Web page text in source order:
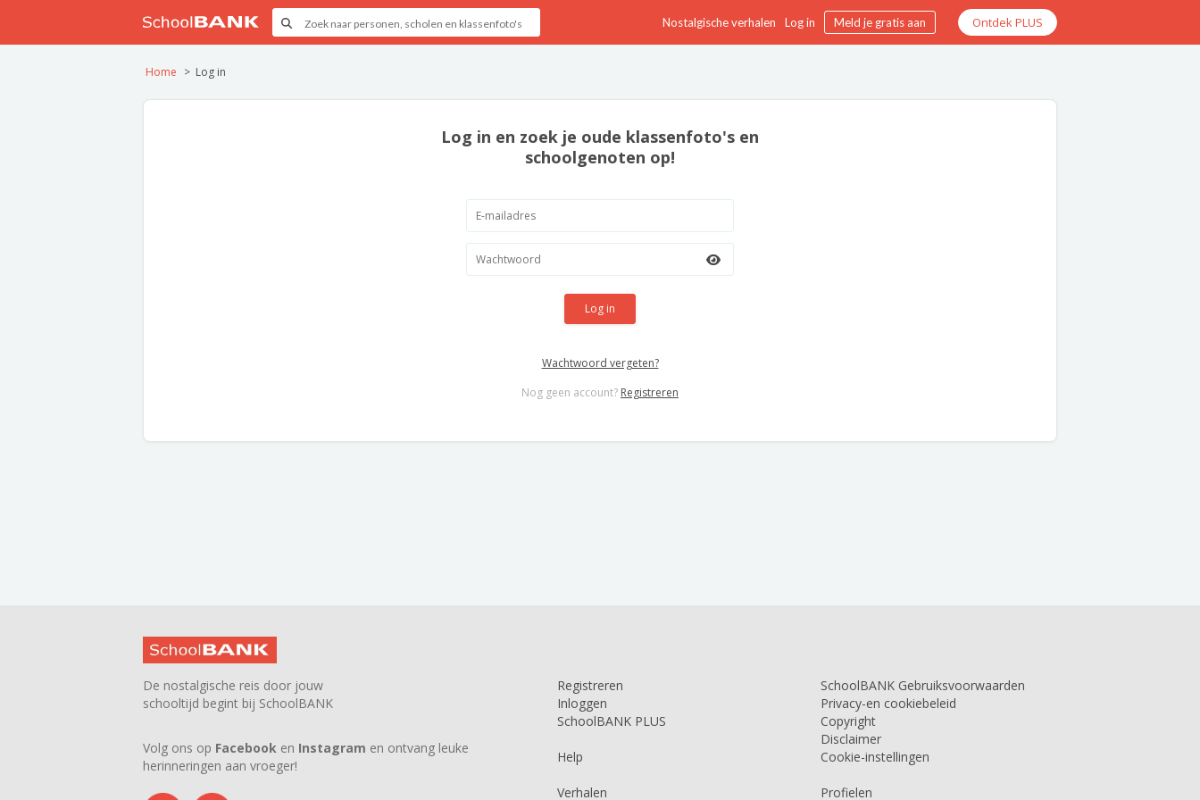
Nostalgische verhalen Log in Meld je gratis aan Ontdek PLUS
Home Log in
Log in en zoek je oude klassenfoto's en
schoolgenoten op!
Log in
Wachtwoord vergeten?
Nog geen account? Registreren
De nostalgische reis door jouw
schooltijd begint bij SchoolBANK
Volg ons op Facebook en Instagram en ontvang leuke
herinneringen aan vroeger!
Registreren
Inloggen
SchoolBANK PLUS
Help
Verhalen
SchoolBANK Gebruiksvoorwaarden
Privacy-en cookiebeleid
Copyright
Disclaimer
Cookie-instellingen
Profielen